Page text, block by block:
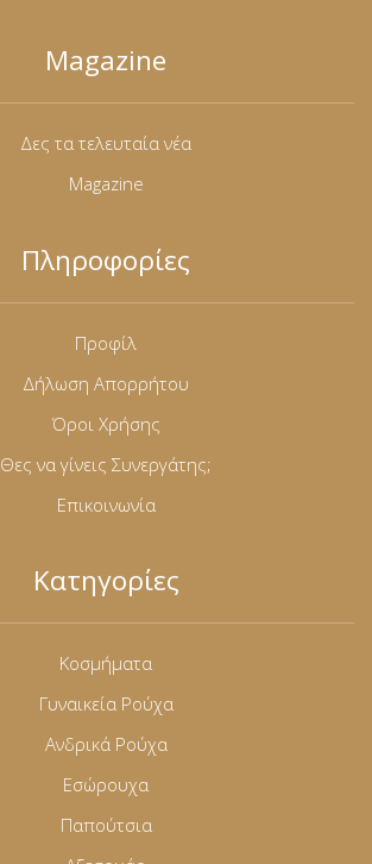
Magazine
Δες τα τελευταία νέα
Magazine
Πληροφορίες
Προφίλ
Δήλωση Απορρήτου
Όροι Χρήσης
Θες να γίνεις Συνεργάτης;
Επικοινωνία
Κατηγορίες
Κοσμήματα
Γυναικεία Ρούχα
Ανδρικά Ρούχα
Εσώρουχα
Παπούτσια